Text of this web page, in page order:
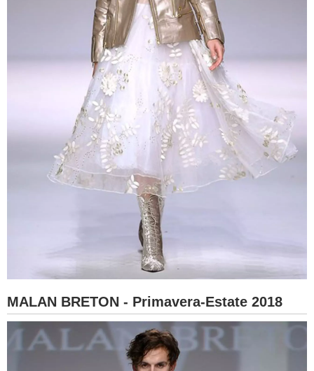
MALAN BRETON - Primavera-Estate 2018